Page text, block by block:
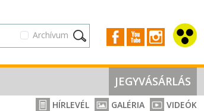
Archívum
JEGYVÁSÁRLÁS
HÍRLEVÉL GALÉRIA VIDEÓK